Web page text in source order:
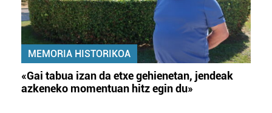
MEMORIA HISTORIKOA
«Gai tabua izan da etxe gehienetan, jendeak
azkeneko momentuan hitz egin du»